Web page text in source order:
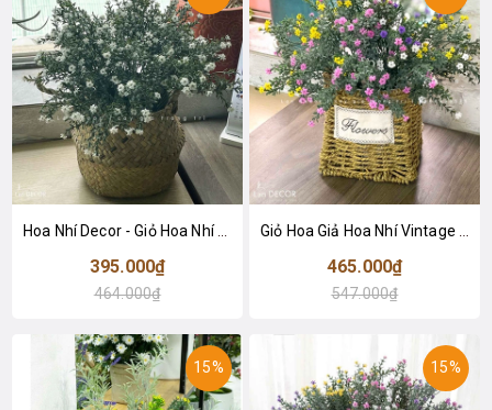
395.000₫
464.000₫
465.000₫
547.000₫
15% 15%